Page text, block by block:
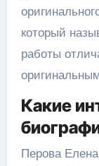
который
работы
Какие
Перова